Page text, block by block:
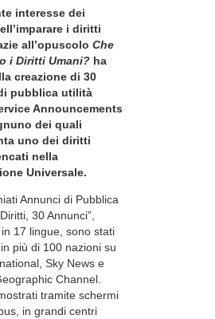
interesse dei
i diritti
all’opuscolo Che
i Diritti Umani? ha
creazione di 30
pubblica utilità
Announcements
dei quali
uno dei diritti
nella
Universale.
Annunci di Pubblica
30 Annunci”,
17 lingue, sono stati
più di 100 nazioni su
Sky News e
Channel.
tramite schermi
in grandi centri